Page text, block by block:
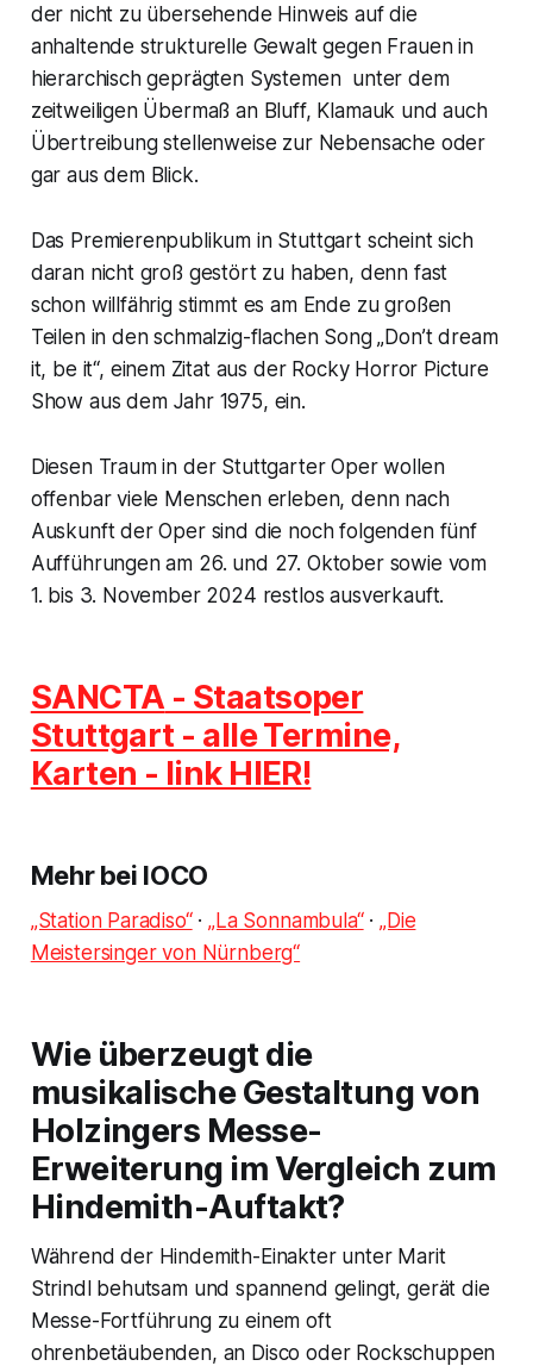
der nicht zu übersehende Hinweis auf die
anhaltende strukturelle Gewalt gegen Frauen in
hierarchisch geprägten Systemen unter dem
zeitweiligen Übermaß an Bluff, Klamauk und auch
Übertreibung stellenweise zur Nebensache oder
gar aus dem Blick.
Das Premierenpublikum in Stuttgart scheint sich
daran nicht groß gestört zu haben, denn fast
schon willfährig stimmt es am Ende zu großen
Teilen in den schmalzig-flachen Song „Don’t dream
it, be it“, einem Zitat aus der Rocky Horror Picture
Show aus dem Jahr 1975, ein.
Diesen Traum in der Stuttgarter Oper wollen
offenbar viele Menschen erleben, denn nach
Auskunft der Oper sind die noch folgenden fünf
Aufführungen am 26. und 27. Oktober sowie vom
1. bis 3. November 2024 restlos ausverkauft.
SANCTA - Staatsoper
Stuttgart - alle Termine,
Karten - link HIER!
Mehr bei IOCO
„Station Paradiso“·„La Sonnambula“·„Die
Meistersinger von Nürnberg“
Wie überzeugt die
musikalische Gestaltung von
Holzingers Messe-
Erweiterung im Vergleich zum
Hindemith-Auftakt?
Während der Hindemith-Einakter unter Marit
Strindl behutsam und spannend gelingt, gerät die
Messe-Fortführung zu einem oft
ohrenbetäubenden, an Disco oder Rockschuppen